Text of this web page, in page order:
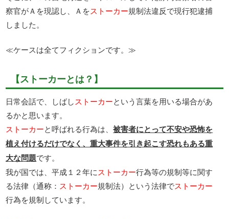
察官がＡを現認し、Ａをストーカー規制法違反で現行犯逮捕
しました。
≪ケースは全てフィクションです。≫
【ストーカーとは？】
日常会話で、しばしストーカーという言葉を用いる場合があ
るかと思います。
ストーカーと呼ばれる行為は、被害者にとって不安や恐怖を
植え付けるだけでなく、重大事件を引き起こす恐れもある重
大な問題です。
我が国では、平成１２年にストーカー行為等の規制等に関す
る法律（通称： ストーカー規制法）という法律でストーカー
行為を規制しています。